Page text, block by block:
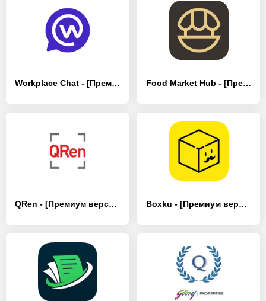
Workplace Chat - [Премиум версия] Food Market Hub - [Премиум версия]
QRen - [Премиум версия] Boxku - [Премиум версия]